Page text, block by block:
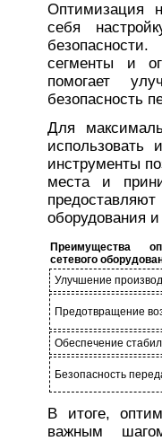
Оптимизация
себя
сегменты и
помогает
безопасность
Для
использовать
инструменты
места и
оборудования
Преимущества
сетевого
Улучшение
Предотвращение
Обеспечение
Безопасность
В итоге,
важным